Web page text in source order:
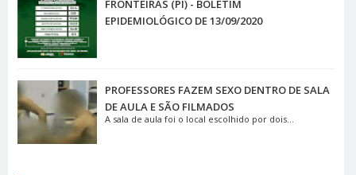
FRONTEIRAS (PI) - BOLETIM
EPIDEMIOLÓGICO DE 13/09/2020
PROFESSORES FAZEM SEXO DENTRO DE SALA
DE AULA E SÃO FILMADOS
A sala de aula foi o local escolhido por dois...